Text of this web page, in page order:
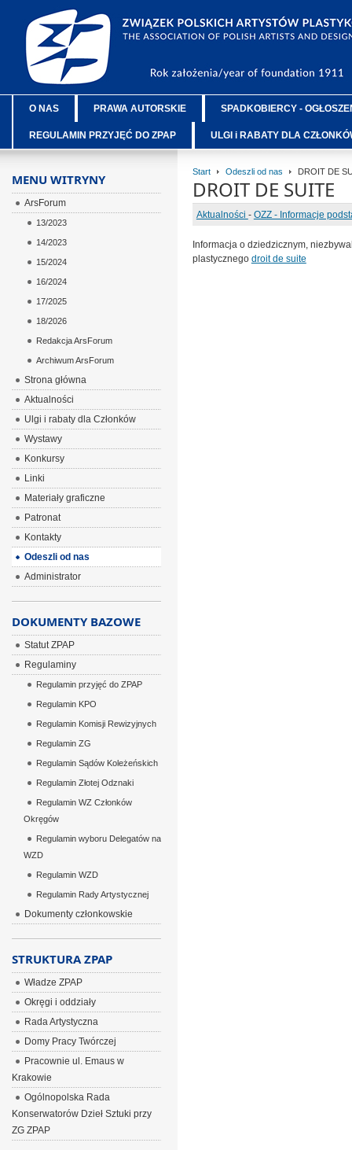
O NAS PRAWA AUTORSKIE SPADKOBIERCY -
REGULAMIN PRZYJĘĆ DO ZPAP ULGI i RABATY DLA
Start Odeszli od nas DROIT DE
DROIT DE SUITE
Aktualności - OZZ - Informacje
Informacja o dziedzicznym,
plastycznego droit de suite
MENU WITRYNY
ArsForum
13/2023
14/2023
15/2024
16/2024
17/2025
18/2026
Redakcja ArsForum
Archiwum ArsForum
Strona główna
Aktualności
Ulgi i rabaty dla Członków
Wystawy
Konkursy
Linki
Materiały graficzne
Patronat
Kontakty
Odeszli od nas
Administrator
DOKUMENTY BAZOWE
Statut ZPAP
Regulaminy
Regulamin przyjęć do ZPAP
Regulamin KPO
Regulamin Komisji Rewizyjnych
Regulamin ZG
Regulamin Sądów Koleżeńskich
Regulamin Złotej Odznaki
Regulamin WZ Członków
Okręgów
Regulamin wyboru Delegatów na
WZD
Regulamin WZD
Regulamin Rady Artystycznej
Dokumenty członkowskie
STRUKTURA ZPAP
Władze ZPAP
Okręgi i oddziały
Rada Artystyczna
Domy Pracy Twórczej
Pracownie ul. Emaus w
Krakowie
Ogólnopolska Rada
Konserwatorów Dzieł Sztuki przy
ZG ZPAP